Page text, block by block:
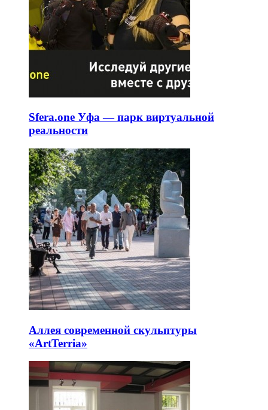
Sfera.one Уфа — парк виртуальной
реальности
Аллея современной скульптуры
«ArtTerria»